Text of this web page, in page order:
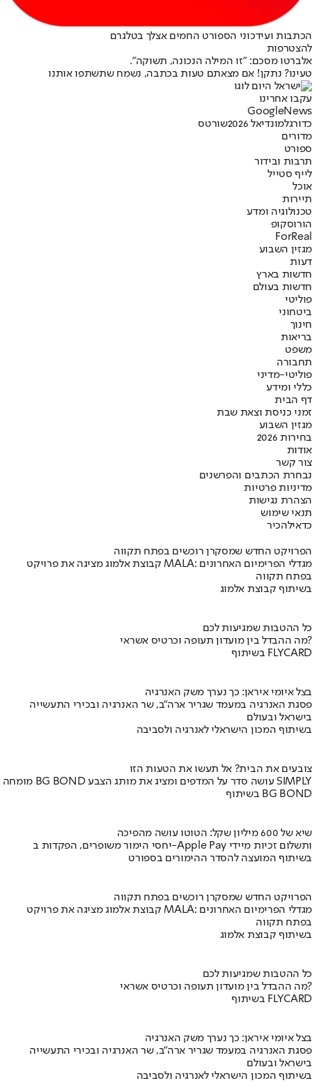
הכתבות ועידכוני הספורט החמים אצלך בטלגרם
להצטרפות
אלברטו מסכם: "זו המילה הנכונה, תשוקה”.
טעינו? נתקן! אם מצאתם טעות בכתבה, נשמח שתשתפו אותנו
עקבו אחרינו
Googl eNews
כדורגלמונדיאל 2026
שורטס
מדורים
ספורט
תרבות ובידור
לייף סטייל
אוכל
תיירות
טכנולוגיה ומדע
הורוסקופ
ForReal
מגזין השבוע
דעות
חדשות בארץ
חדשות בעולם
פוליטי
ביטחוני
חינוך
בריאות
משפט
תחבורה
פוליטי-מדיני
כללי ומידע
דף הבית
זמני כניסת וצאת שבת
מגזין השבוע
בחירות 2026
אודות
צור קשר
נבחרת הכתבים והפרשנים
מדיניות פרטיות
הצהרת נגישות
תנאי שימוש
כדאילהכיר
הפרויקט החדש שמסקרן רוכשים בפתח תקווה
קבוצת אלמוג מציגה את פרויקט MALA: מגדלי הפרימיום האחרונים
בפתח תקווה
בשיתוף קבוצת אלמוג
כל ההטבות שמגיעות לכם
מה ההבדל בין מועדון תעופה וכרטיס אשראי?
בשיתוף FLYCARD
בצל איומי איראן: כך נערך משק האנרגיה
פסגת האנרגיה במעמד שגריר ארה"ב, שר האנרגיה ובכירי התעשייה
בישראל ובעולם
בשיתוף המכון הישראלי לאנרגיה ולסביבה
צובעים את הבית? אל תעשו את הטעות הזו
מומחה BG BOND עושה סדר על המדפים ומציג את מותג הצבע SIMPLY
בשיתוף BG BOND
שיא של 600 מיליון שקל: הטוטו עושה מהפיכה
יחסי הימור משופרים, הפקדות ב-Apple Pay ותשלום זכיות מיידי
בשיתוף המועצה להסדר ההימורים בספורט
הפרויקט החדש שמסקרן רוכשים בפתח תקווה
קבוצת אלמוג מציגה את פרויקט MALA: מגדלי הפרימיום האחרונים
בפתח תקווה
בשיתוף קבוצת אלמוג
כל ההטבות שמגיעות לכם
מה ההבדל בין מועדון תעופה וכרטיס אשראי?
בשיתוף FLYCARD
בצל איומי איראן: כך נערך משק האנרגיה
פסגת האנרגיה במעמד שגריר ארה"ב, שר האנרגיה ובכירי התעשייה
בישראל ובעולם
בשיתוף המכון הישראלי לאנרגיה ולסביבה